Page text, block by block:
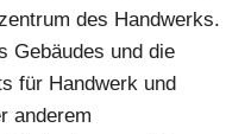
des Handwerks.
Gebäudes und die
für Handwerk und
anderem